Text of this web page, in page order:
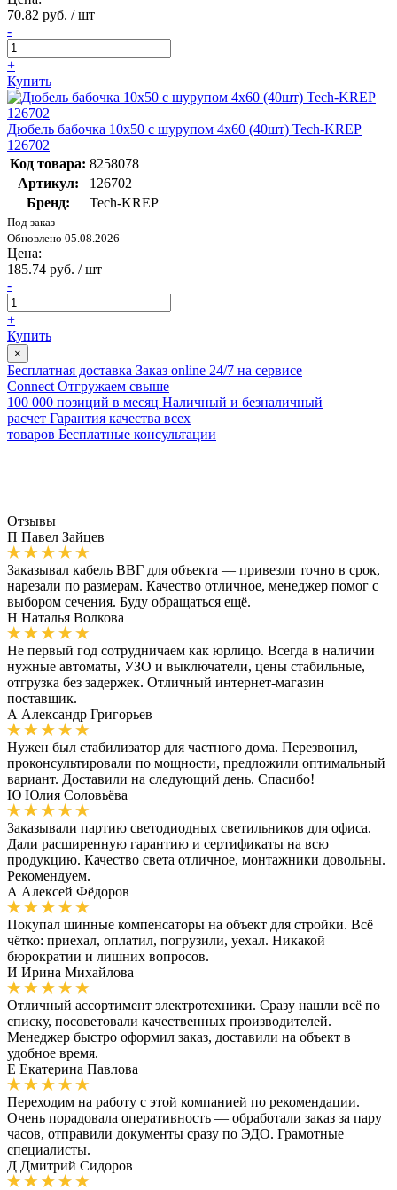
70.82 руб. / шт
-
+
Купить
Дюбель бабочка 10х50 с шурупом 4х60 (40шт) Tech-KREP
126702
Код товара: 8258078
Артикул:
126702
Бренд:
Tech-KREP
Под заказ
Обновлено 05.08.2026
Цена:
185.74 руб. / шт
-
+
Купить
×
Бесплатная доставка Заказ online 24/7 на сервисе
Connect Отгружаем свыше
100 000 позиций в месяц Наличный и безналичный
расчет Гарантия качества всех
товаров Бесплатные консультации
Отзывы
П Павел Зайцев
Заказывал кабель ВВГ для объекта — привезли точно в срок,
нарезали по размерам. Качество отличное, менеджер помог с
выбором сечения. Буду обращаться ещё.
Н Наталья Волкова
Не первый год сотрудничаем как юрлицо. Всегда в наличии
нужные автоматы, УЗО и выключатели, цены стабильные,
отгрузка без задержек. Отличный интернет-магазин
поставщик.
А Александр Григорьев
Нужен был стабилизатор для частного дома. Перезвонил,
проконсультировали по мощности, предложили оптимальный
вариант. Доставили на следующий день. Спасибо!
Ю Юлия Соловьёва
Заказывали партию светодиодных светильников для офиса.
Дали расширенную гарантию и сертификаты на всю
продукцию. Качество света отличное, монтажники довольны.
Рекомендуем.
А Алексей Фёдоров
Покупал шинные компенсаторы на объект для стройки. Всё
чётко: приехал, оплатил, погрузили, уехал. Никакой
бюрократии и лишних вопросов.
И Ирина Михайлова
Отличный ассортимент электротехники. Сразу нашли всё по
списку, посоветовали качественных производителей.
Менеджер быстро оформил заказ, доставили на объект в
удобное время.
Е Екатерина Павлова
Переходим на работу с этой компанией по рекомендации.
Очень порадовала оперативность — обработали заказ за пару
часов, отправили документы сразу по ЭДО. Грамотные
специалисты.
Д Дмитрий Сидоров